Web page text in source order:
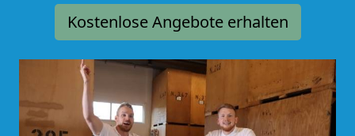
Kostenlose Angebote erhalten